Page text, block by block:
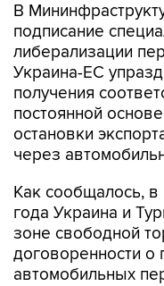
В
подписание
либерализации
Украина-ЕС
получения
постоянной
остановки
через
Как сообщалось,
года Украина и
зоне свободной
договоренности о
автомобильных